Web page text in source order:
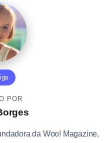
POR
da Woo! Magazine,